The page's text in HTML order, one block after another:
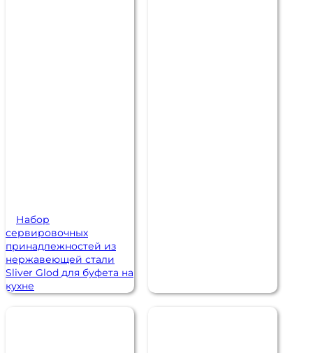
Набор
сервировочных
принадлежностей из
нержавеющей стали
Sliver Glod для буфета на
кухне